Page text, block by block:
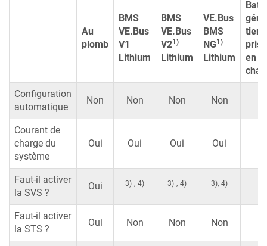
Au
plomb
BMS
VE.Bus
V1
Lithium
BMS
VE.Bus
V21)
Lithium
VE.Bus
BMS
NG1)
Lithium
en
Configuration
automatique
Non Non Non Non
Courant de
charge du
système
Oui Oui Oui Oui
Faut-il activer
la SVS ?
Oui 3) , 4) 3) , 4) 3), 4)
Faut-il activer
la STS ?
Oui Non Non Non